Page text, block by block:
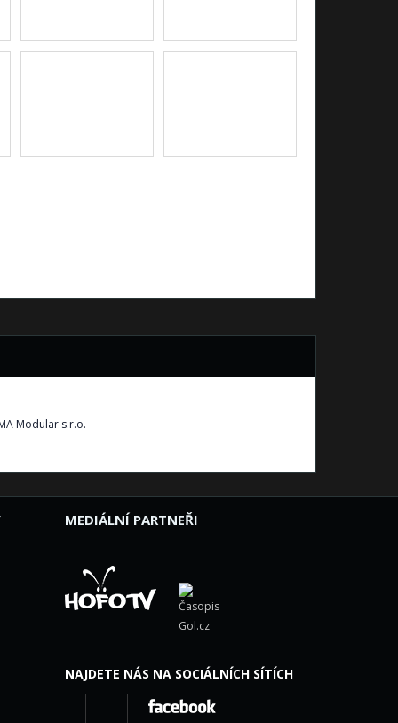
MEDIÁLNÍ PARTNEŘI
NAJDETE NÁS NA SOCIÁLNÍCH SÍTÍCH